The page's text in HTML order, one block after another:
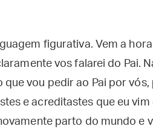
figurativa. Vem a
vos falarei do Pai.
que vou pedir ao Pai por
e acre­ditastes que eu vim
parto do mundo e